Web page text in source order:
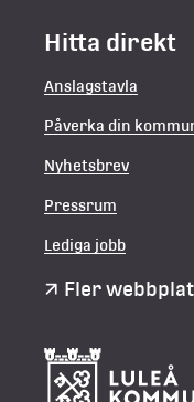
Hitta direkt
Anslagstavla
Påverka din
Nyhetsbrev
Pressrum
Lediga jobb
Fler